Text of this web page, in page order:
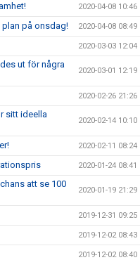
2020-04-08 10:46
plan på onsdag! 2020-04-08 08:49
2020-03-03 12:04
ut för några
2020-03-01 12:19
2020-02-26 21:26
sitt ideella
2020-02-14 10:10
2020-02-11 08:24
2020-01-24 08:41
att se 100
2020-01-19 21:29
2019-12-31 09:25
2019-12-02 08:43
2019-12-02 08:40